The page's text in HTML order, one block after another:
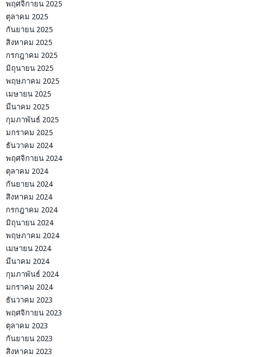
พฤศจิกายน 2025
ตุลาคม 2025
กันยายน 2025
สิงหาคม 2025
กรกฎาคม 2025
มิถุนายน 2025
พฤษภาคม 2025
เมษายน 2025
มีนาคม 2025
กุมภาพันธ์ 2025
มกราคม 2025
ธันวาคม 2024
พฤศจิกายน 2024
ตุลาคม 2024
กันยายน 2024
สิงหาคม 2024
กรกฎาคม 2024
มิถุนายน 2024
พฤษภาคม 2024
เมษายน 2024
มีนาคม 2024
กุมภาพันธ์ 2024
มกราคม 2024
ธันวาคม 2023
พฤศจิกายน 2023
ตุลาคม 2023
กันยายน 2023
สิงหาคม 2023